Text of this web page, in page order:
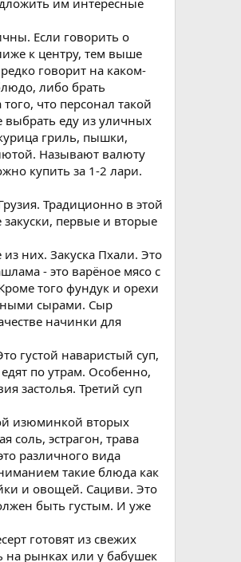
им интересные
Если говорить о
к центру, тем выше
говорит на каком-
либо брать
что персонал такой
выбрать еду из уличных
гриль, пышки,
Называют валюту
купить за 1-2 лари.
Традиционно в этой
первые и вторые
них. Закуска Пхали. Это
- это варёное мясо с
того фундук и орехи
сырами. Сыр
начинки для
густой наваристый суп,
по утрам. Особенно,
застолья. Третий суп
изюминкой вторых
соль, эстрагон, трава
различного вида
такие блюда как
и овощей. Сациви. Это
быть густым. И уже
готовят из свежих
на рынках или у бабушек